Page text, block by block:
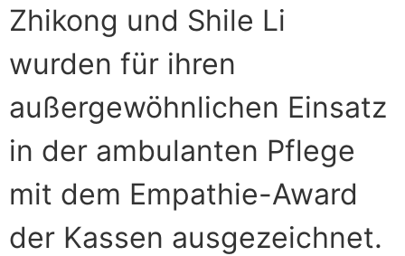
Zhikong und Shile Li
wurden für ihren
außergewöhnlichen Einsatz
in der ambulanten Pflege
mit dem Empathie-Award
der Kassen ausgezeichnet.